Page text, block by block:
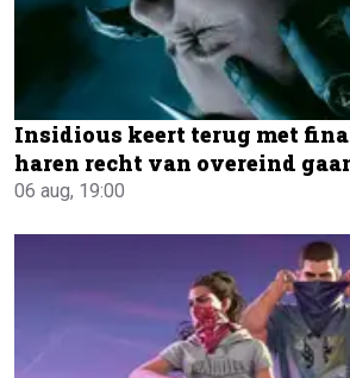
Insidious keert terug met
haren recht van overeind
06 aug, 19:00